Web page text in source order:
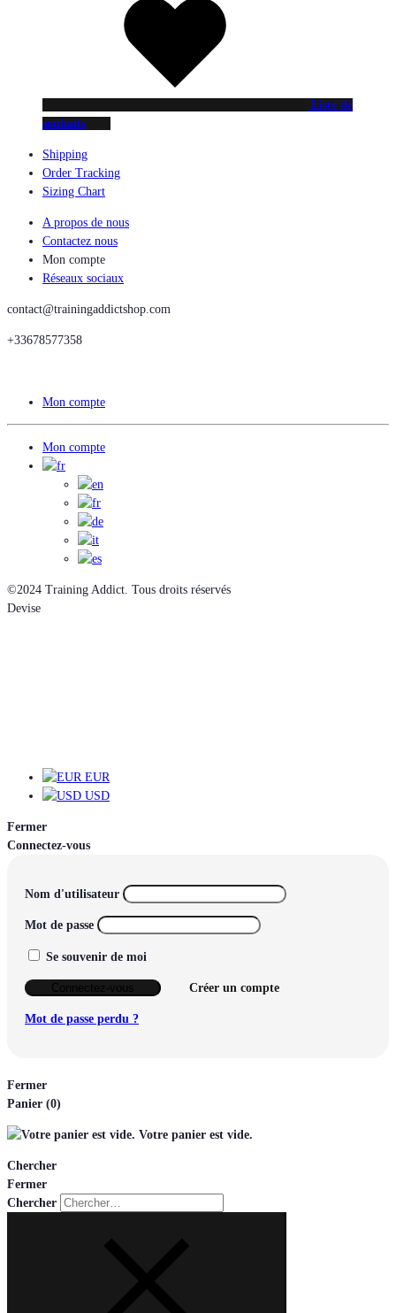
Liste de
souhaits
Shipping
Order Tracking
Sizing Chart
A propos de nous
Contactez nous
Mon compte
Réseaux sociaux
contact@trainingaddictshop.com
+33678577358
Mon compte
Mon compte
©2024 Training Addict. Tous droits réservés
Devise
EUR
USD
Fermer
Connectez-vous
Nom d'utilisateur
Mot de passe
Se souvenir de moi
Créer un compte
Mot de passe perdu ?
Fermer
Panier (0)
Votre panier est vide.
Chercher
Fermer
Chercher